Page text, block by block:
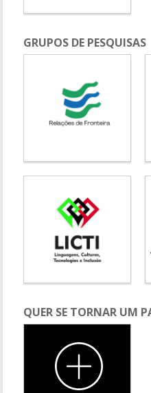
GRUPOS DE PESQUISAS
QUER SE TORNAR UM